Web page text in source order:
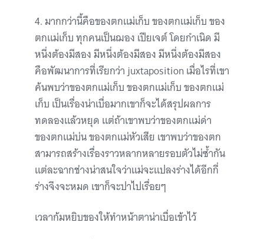
4. มากกว่านี้คือของตกแม่เก็บ ของตกแม่เก็บ ของ
ตกแม่เก็บ ทุกคนเป็นฌอง เปียเจต์ โดยกำเนิด มี
หนึ่งต้องมีสอง มีหนึ่งต้องมีสอง มีหนึ่งต้องมีสอง
คือพัฒนาการที่เรียกว่า juxtaposition เมื่อไรที่เขา
ค้นพบว่าของตกแม่เก็บ ของตกแม่เก็บ ของตกแม่
เก็บ เป็นเรื่องน่าเบื่อมากเขาก็จะได้สรุปผลการ
ทดลองแล้วหยุด แต่ถ้าเขาพบว่าของตกแม่ด่า
ของตกแม่บ่น ของตกแม่หัวเสีย เขาพบว่าของตก
สามารถสร้างเรื่องราวหลากหลายรอบตัวไม่ซ้ำกัน
แต่ละฉากช่างน่าสนใจว่าแม่จะแปลงร่างได้อีกกี่
ร่างจึงจะหมด เขาก็จะปาไปเรื่อยๆ
เวลาก้มหยิบของให้ทำหน้าตาน่าเบื่อเข้าไว้